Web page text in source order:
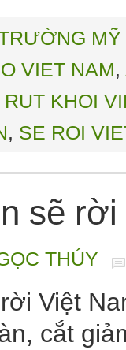
VIET NAM,
RUT KHOI
, SE ROI
sẽ
THÚY
Việt
cắt